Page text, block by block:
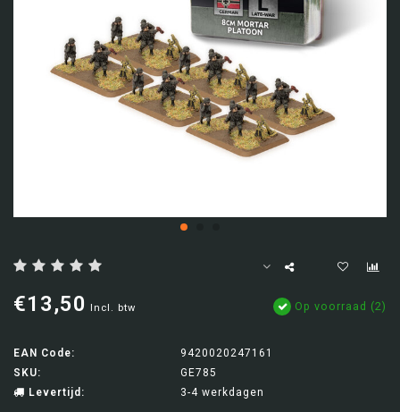
€13,50 Incl. btw Op voorraad (2)
EAN Code:
9420020247161
SKU:
GE785
Levertijd:
3-4 werkdagen